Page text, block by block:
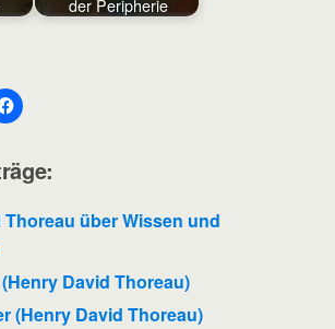
der Peripherie
über Wissen und
David Thoreau)
(Henry David Thoreau)